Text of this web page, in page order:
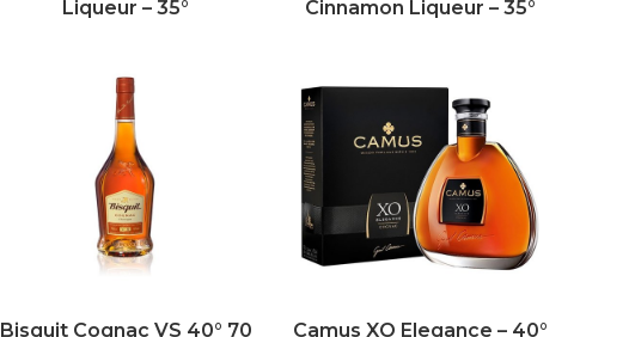
Liqueur – 35°
Cinnamon Liqueur – 35°
Bisquit Cognac VS 40° 70
Camus XO Elegance – 40°